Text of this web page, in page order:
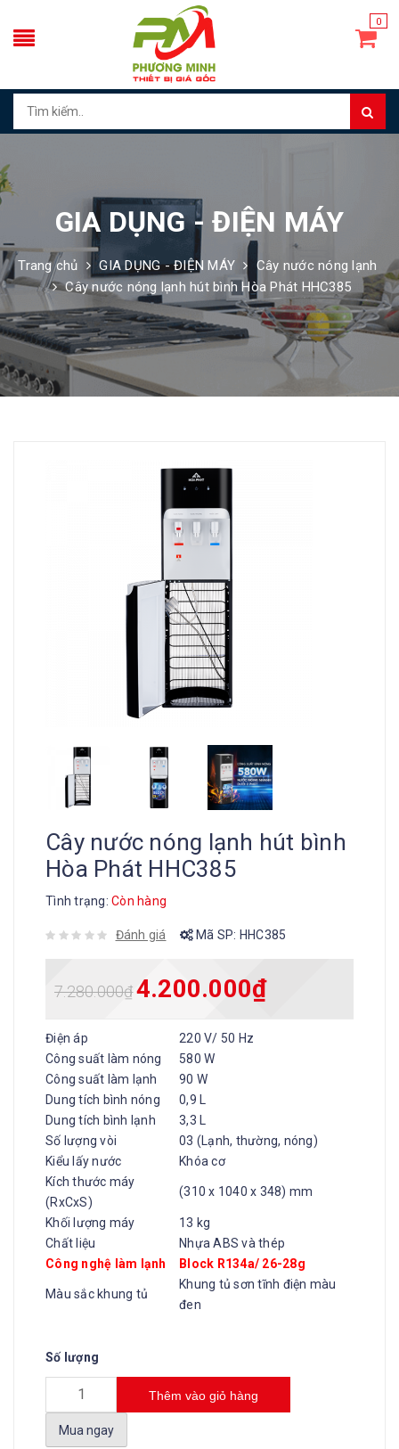
0
GIA DỤNG - ĐIỆN MÁY
Trang chủ GIA DỤNG - ĐIỆN MÁY
Cây nước nóng lạnh
Cây nước nóng lạnh hút bình Hòa Phát HHC385
Cây nước nóng lạnh hút bình
Hòa Phát HHC385
Tình trạng: Còn hàng
Đánh giá Mã SP: HHC385
7.280.000₫4.200.000₫
Điện áp
220 V/ 50 Hz
Công suất làm nóng
580 W
Công suất làm lạnh
90 W
Dung tích bình nóng
0,9 L
Dung tích bình lạnh
3,3 L
Số lượng vòi
03 (Lạnh, thường, nóng)
Kiểu lấy nước
Khóa cơ
Kích thước máy
(RxCxS)
(310 x 1040 x 348) mm
Khối lượng máy
13 kg
Chất liệu
Nhựa ABS và thép
Công nghệ làm lạnh
Block R134a/ 26-28g
Màu sắc khung tủ
Khung tủ sơn tĩnh điện màu
đen
Số lượng
Thêm vào giỏ hàng
Mua ngay